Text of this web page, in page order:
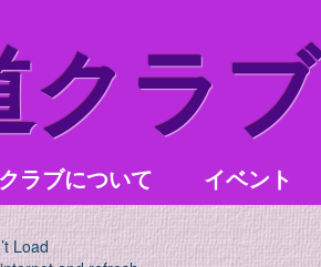
クラブ
ラブについて イベント
Load